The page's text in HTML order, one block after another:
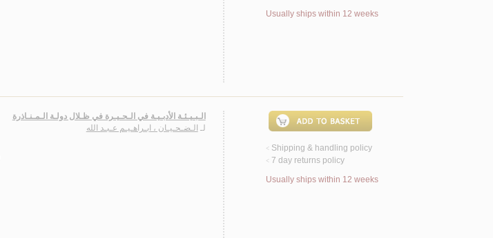
Usually ships within 12 weeks
الـبـيـئـة الأدبـيـة في الـحـيـرة في ظـلال دولـة الـمـنـاذرة
لـ الـضـحـيـان ، ابـراهـيـم عـبـد الله
< Shipping & handling policy
< 7 day returns policy
Usually ships within 12 weeks